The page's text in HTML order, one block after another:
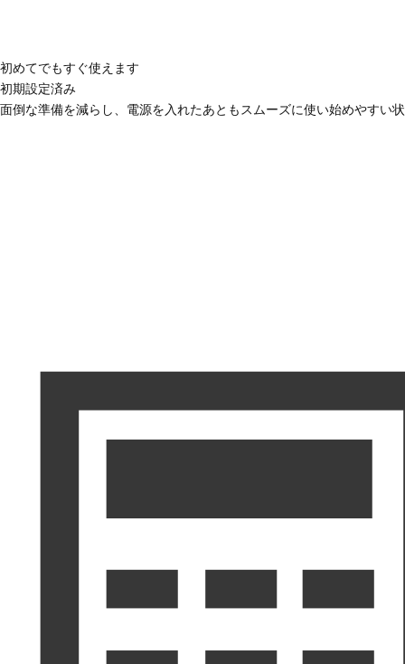
初めてでもすぐ使えます
初期設定済み
面倒な準備を減らし、電源を入れたあともスムーズに使い始めやすい